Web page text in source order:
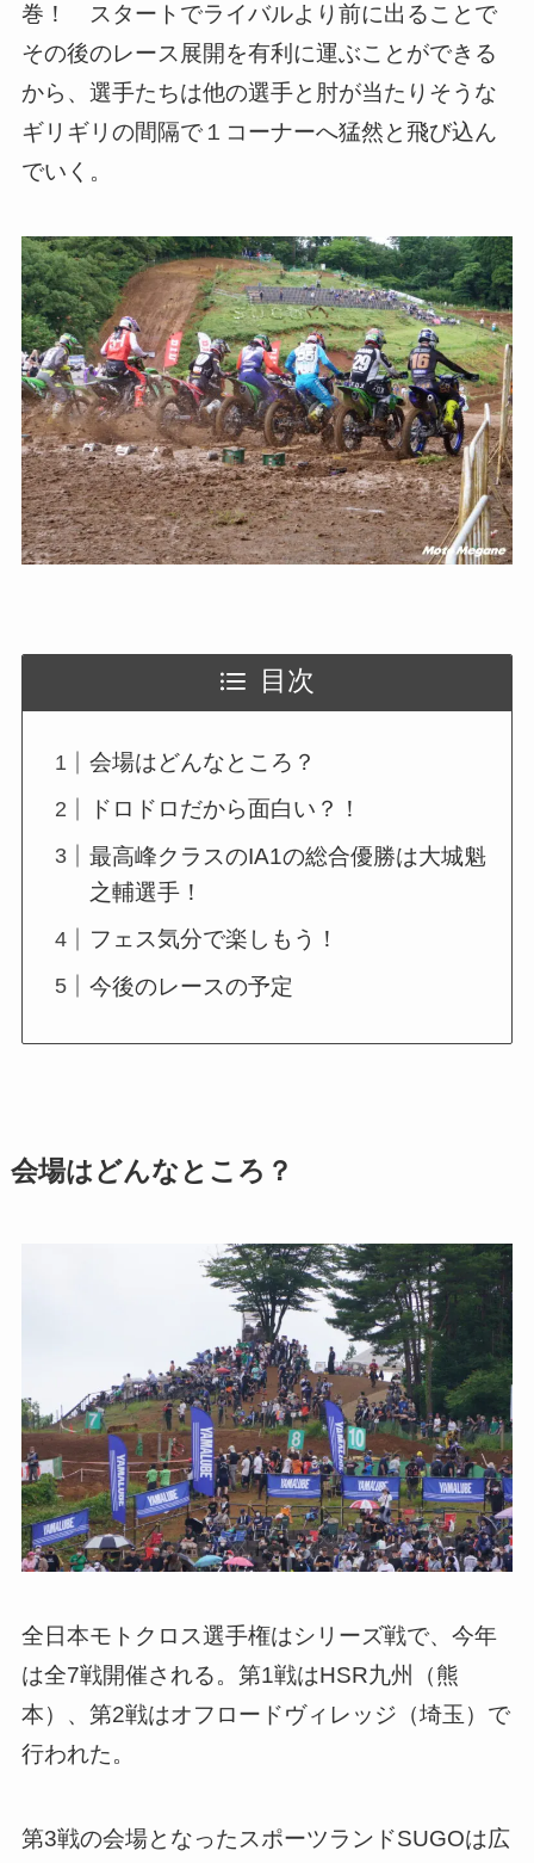
巻！ スタートでライバルより前に出ることで
その後のレース展開を有利に運ぶことができる
から、選手たちは他の選手と肘が当たりそうな
ギリギリの間隔で１コーナーへ猛然と飛び込ん
でいく。
目次
会場はどんなところ？
ドロドロだから面白い？！
最高峰クラスのIA1の総合優勝は大城魁
之輔選手！
フェス気分で楽しもう！
今後のレースの予定
会場はどんなところ？
全日本モトクロス選手権はシリーズ戦で、今年
は全7戦開催される。第1戦はHSR九州（熊
本）、第2戦はオフロードヴィレッジ（埼玉）で
行われた。
第3戦の会場となったスポーツランドSUGOは広